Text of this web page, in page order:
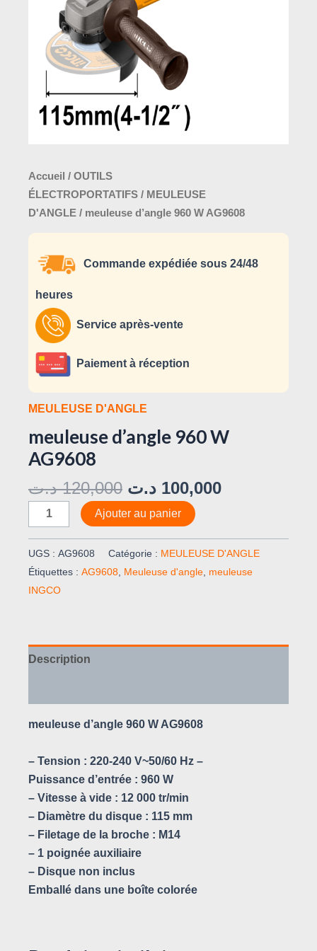
Accueil / OUTILS
ÉLECTROPORTATIFS / MEULEUSE
D'ANGLE / meuleuse d’angle 960 W AG9608
Commande expédiée sous 24/48
heures
Service après-vente
Paiement à réception
MEULEUSE D'ANGLE
meuleuse d’angle 960 W
AG9608
120,000 د.ت 100,000 د.ت
AG9608
Ajouter au panier
UGS : AG9608 Catégorie : MEULEUSE D'ANGLE
Étiquettes : AG9608, Meuleuse d'angle, meuleuse
INGCO
Description
meuleuse d’angle 960 W AG9608
– Tension : 220-240 V~50/60 Hz –
Puissance d’entrée : 960 W
– Vitesse à vide : 12 000 tr/min
– Diamètre du disque : 115 mm
– Filetage de la broche : M14
– 1 poignée auxiliaire
– Disque non inclus
Emballé dans une boîte colorée